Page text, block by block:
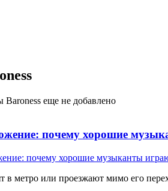
еще не добавлено
почему хорошие
в метро или проезжают мимо его